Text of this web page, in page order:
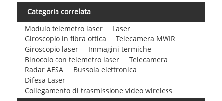
Categoria correlata
Modulo telemetro laser
Laser
Giroscopio in fibra ottica
Telecamera MWIR
Giroscopio laser
Immagini termiche
Binocolo con telemetro laser
Telecamera
Radar AESA
Bussola elettronica
Difesa Laser
Collegamento di trasmissione video wireless